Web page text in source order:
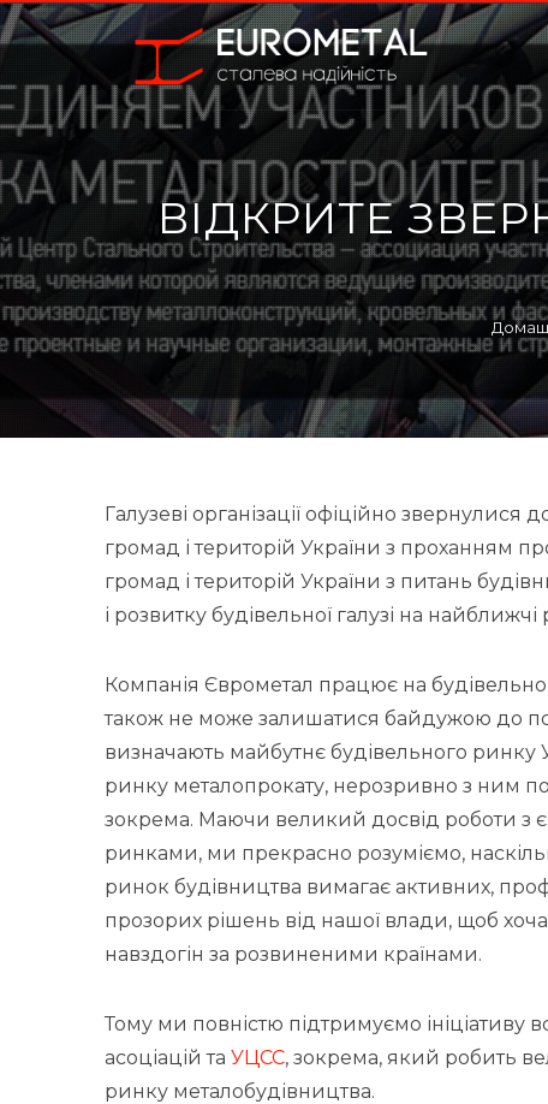
ВІДКРИТЕ
Галузеві організації офіційно звернулися
громад і територій України з проханням
громад і територій України з питань
і розвитку будівельної галузі на найближчі
Компанія Єврометал працює на
також не може залишатися байдужою до
визначають майбутнє будівельного ринку
ринку металопрокату, нерозривно з ним
зокрема. Маючи великий досвід роботи з
ринками, ми прекрасно розуміємо,
ринок будівництва вимагає активних,
прозорих рішень від нашої влади, щоб
навздогін за розвиненими країнами.
Тому ми повністю підтримуємо ініціативу
асоціацій та УЦСС, зокрема, який робить
ринку металобудівництва.